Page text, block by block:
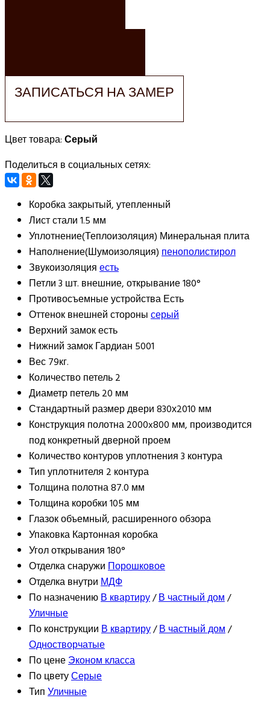
ЗАПИСАТЬСЯ НА ЗАМЕР
Цвет товара:Серый
Поделиться в социальных сетях:
Коробказакрытый, утепленный
Лист стали1.5 мм
Уплотнение(Теплоизоляция) Минеральная плита
Наполнение(Шумоизоляция)пенополистирол
Звукоизоляцияесть
Петли3 шт. внешние, открывание 180°
Противосъемные устройстваЕсть
Оттенок внешней сторонысерый
Верхний замокесть
Нижний замокГардиан 5001
Вес79кг.
Количество петель2
Диаметр петель20 мм
Стандартный размер двери830х2010 мм
Конструкция полотна2000x800 мм, производится
под конкретный дверной проем
Количество контуров уплотнения3 контура
Тип уплотнителя 2 контура
Толщина полотна87.0 мм
Толщина коробки105 мм
Глазокобъемный, расширенного обзора
УпаковкаКартонная коробка
Угол открывания180°
Отделка снаружиПорошковое
Отделка внутриМДФ
По назначениюВ квартиру/В частный дом/
Уличные
По конструкцииВ квартиру/В частный дом/
Одностворчатые
По ценеЭконом класса
По цветуСерые
ТипУличные